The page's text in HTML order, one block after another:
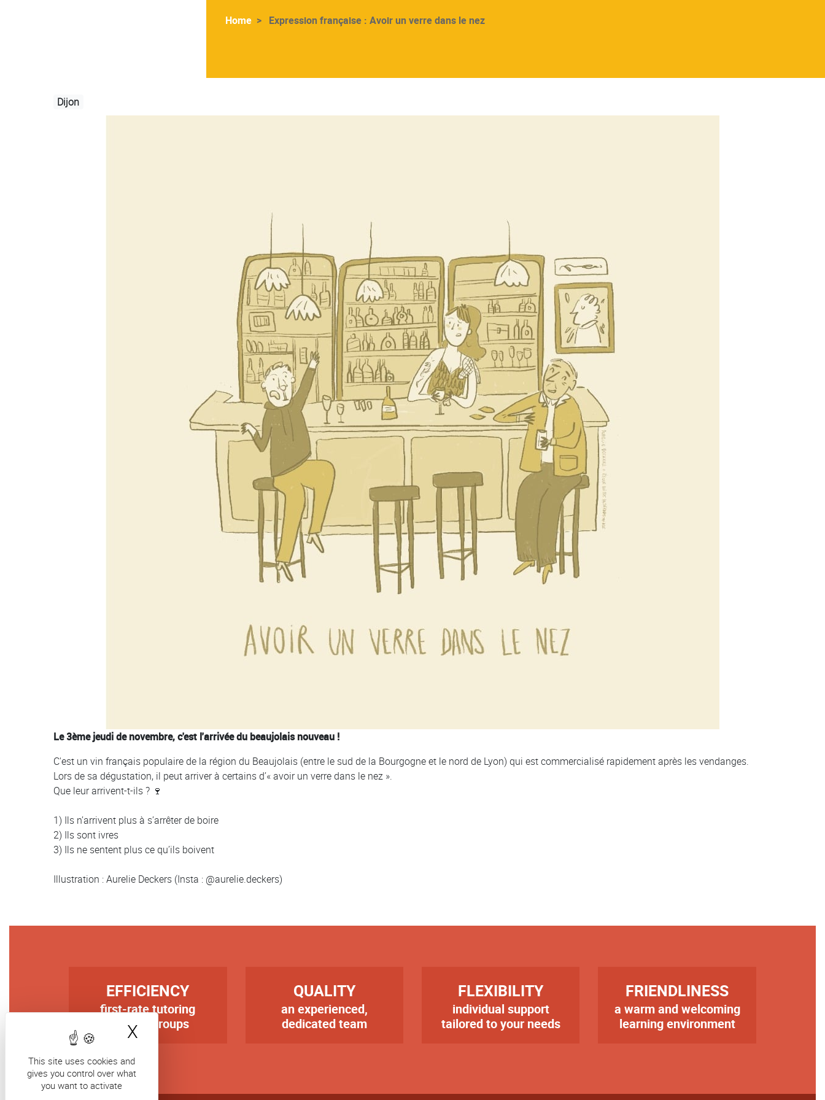
This site uses cookies and
gives you control over what
you want to activate
X Hide cookie banner
Home Expression française : Avoir un verre dans le nez
Dijon
Le 3ème jeudi de novembre, c'est l'arrivée du beaujolais nouveau !
C'est un vin français populaire de la région du Beaujolais (entre le sud de la Bourgogne et le nord de Lyon) qui est commercialisé rapidement après les vendanges.
Lors de sa dégustation, il peut arriver à certains d’« avoir un verre dans le nez ».
Que leur arrivent-t-ils ? 🍷
1) Ils n’arrivent plus à s’arrêter de boire
2) Ils sont ivres
3) Ils ne sentent plus ce qu’ils boivent
Illustration : Aurelie Deckers (Insta : @aurelie.deckers)
TITREEFFICIENCY
Textefirst-rate tutoring
in small groups
QUALITY
Textean experienced,
dedicated team
TITREFLEXIBILITY
Texteindividual support
tailored to your needs
TITRE
FRIENDLINESS
Texte
a warm and welcoming
learning environment